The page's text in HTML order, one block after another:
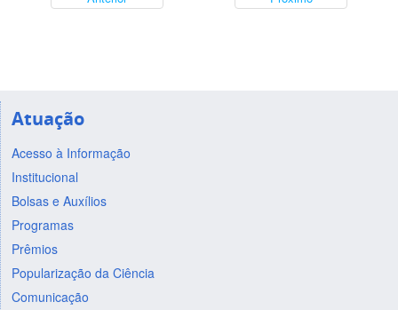
Atuação
Acesso à Informação
Institucional
Bolsas e Auxílios
Programas
Prêmios
Popularização da Ciência
Comunicação